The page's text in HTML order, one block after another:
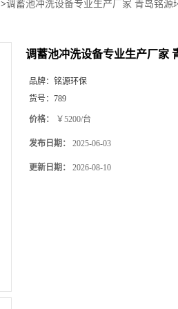
>调蓄池冲洗设备专业生产厂家 青岛铭
调蓄池冲洗设备专业生产厂家
品牌： 铭源环保
货号： 789
价格： ￥5200/台
发布日期： 2025-06-03
更新日期： 2026-08-10